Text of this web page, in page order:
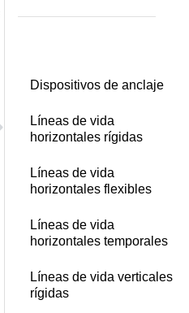
Dispositivos de anclaje
Líneas de vida
horizontales rígidas
Líneas de vida
horizontales flexibles
Líneas de vida
horizontales temporales
Líneas de vida verticales
rígidas